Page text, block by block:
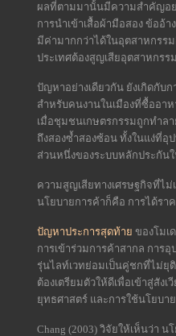
ผลที่ตามมานั้นมีความสำคัญอย่
การนำเข้าเสื้อผ้ามือสอง ข้ออ้
มีค่ามากกว่าได้ในอุตสาหกรร
ประเทศต้องสูญเสียอุตสาหกร
ปัญหาอย่างเดียวกัน ยังเกิดกับ
สำหรับคนงานในเมืองที่ซื้ออา
เมื่อชุมชนเกษตรกรรมถูกทำลา
ถึงสองซ้ำสองซ้อน ทั้งในแง่ที่อุ
ส่วนหนึ่งของระบบหลักประกัน
ความสูญเสียทางเศรษฐกิจที่ไ
นโยบายการค้าก็คือ การได้ร
ปัญหาประการสุดท้าย ของโมเ
การเข้าร่วมการค้าสากล การ
รุ่นไลท์เวทย่อมเป็นคู่ชกที่ไม่ยุ
ต้องเตรียมตัวให้ดีเพื่อเข้าสู่สัง
ยุทธศาสตร์ และการใช้นโยบ
Chang (2003) วิจัยให้เห็นว่า